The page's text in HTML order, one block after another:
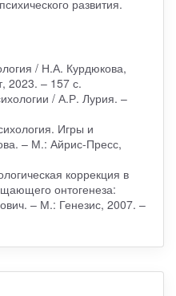
развития.
/ Н.А. Курдюкова,
2023. – 157 с.
/ А.Р. Лурия. –
Игры и
– М.: Айрис-Пресс,
коррекция в
онтогенеза:
– М.: Генезис, 2007. –